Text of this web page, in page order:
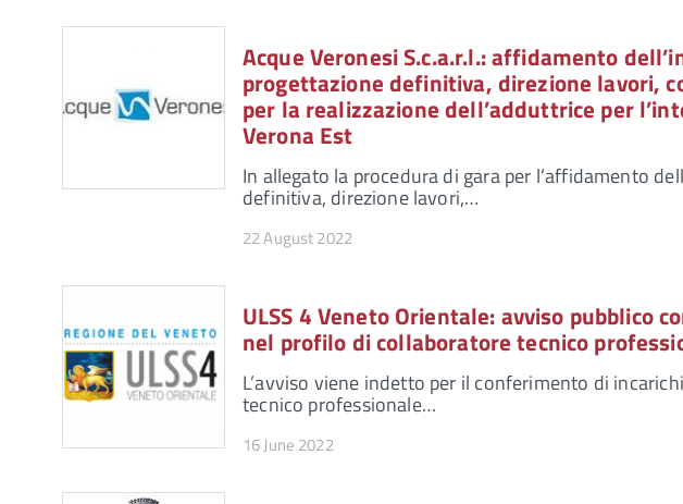
Acque Veronesi S.c.a.r.l.: affidamento
progettazione definitiva, direzione lavori,
per la realizzazione dell’adduttrice per
Verona Est
In allegato la procedura di gara per l’affidamento
definitiva, direzione lavori,…
22 August 2022
ULSS 4 Veneto Orientale: avviso pubblico
nel profilo di collaboratore tecnico
L’avviso viene indetto per il conferimento di
tecnico professionale…
16 June 2022